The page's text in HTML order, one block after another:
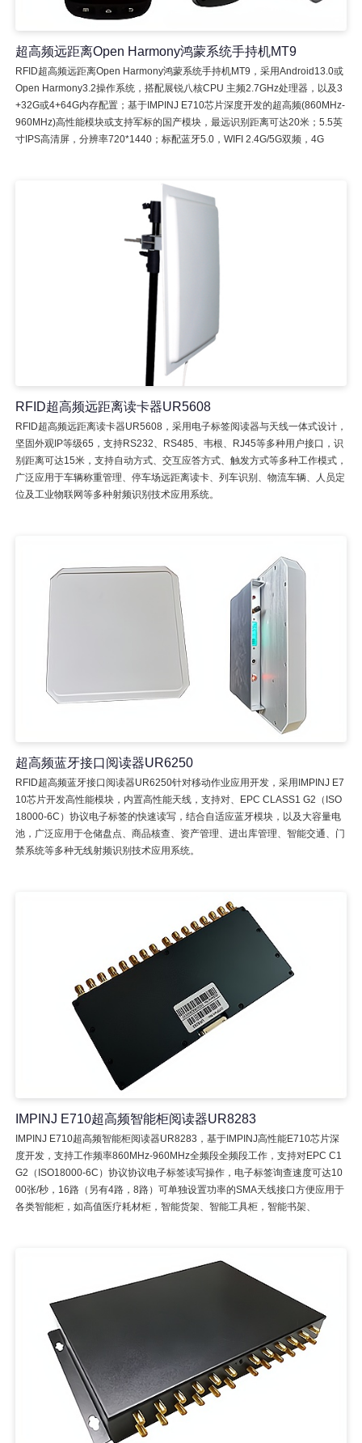
超高频远距离Open Harmony鸿蒙系统手持机MT9
RFID超高频远距离Open Harmony鸿蒙系统手持机MT9，采用Android13.0或
Open Harmony3.2操作系统，搭配展锐八核CPU 主频2.7GHz处理器，以及3
+32G或4+64G内存配置；基于IMPINJ E710芯片深度开发的超高频(860MHz-
960MHz)高性能模块或支持军标的国产模块，最远识别距离可达20米；5.5英
寸IPS高清屏，分辨率720*1440；标配蓝牙5.0，WIFI 2.4G/5G双频，4G
RFID超高频远距离读卡器UR5608
RFID超高频远距离读卡器UR5608，采用电子标签阅读器与天线一体式设计，
坚固外观IP等级65，支持RS232、RS485、韦根、RJ45等多种用户接口，识
别距离可达15米，支持自动方式、交互应答方式、触发方式等多种工作模式，
广泛应用于车辆称重管理、停车场远距离读卡、列车识别、物流车辆、人员定
位及工业物联网等多种射频识别技术应用系统。
超高频蓝牙接口阅读器UR6250
RFID超高频蓝牙接口阅读器UR6250针对移动作业应用开发，采用IMPINJ E7
10芯片开发高性能模块，内置高性能天线，支持对、EPC CLASS1 G2（ISO
18000-6C）协议电子标签的快速读写，结合自适应蓝牙模块，以及大容量电
池，广泛应用于仓储盘点、商品核查、资产管理、进出库管理、智能交通、门
禁系统等多种无线射频识别技术应用系统。
IMPINJ E710超高频智能柜阅读器UR8283
IMPINJ E710超高频智能柜阅读器UR8283，基于IMPINJ高性能E710芯片深
度开发，支持工作频率860MHz-960MHz全频段全频段工作，支持对EPC C1
G2（ISO18000-6C）协议协议电子标签读写操作，电子标签询查速度可达10
00张/秒，16路（另有4路，8路）可单独设置功率的SMA天线接口方便应用于
各类智能柜，如高值医疗耗材柜，智能货架、智能工具柜，智能书架、